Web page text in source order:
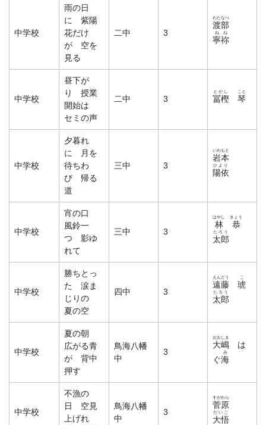
中学校
雨の日
に 紫陽
花だけ
が 空を
見る
二中 3
渡部
わたなべ
寧祢
ねね
中学校
昼下が
り 授業
開始は
セミの声
二中 3 冨樫
とがし
琴
こと
中学校
夕暮れ
に 月を
待ちわ
び 帰る
道
三中 3
岩本
いわもと
陽依
ひより
中学校
宵の口
風鈴一
つ 影ゆ
れて
三中 3
林
はやし
恭
きょう
太郎
たろう
中学校
勝ちとっ
た 涙ま
じりの
夏の空
四中 3
遠藤
えんどう
琥
こ
太郎
たろう
中学校
夏の朝
広がる青
が 背中
押す
鳥海八幡
中
3
大嶋
おおしま
は
ぐ海
み
中学校
不漁の
日 空見
上げれ
鳥海八幡
中
3
菅原
すがわら
大悟
だいご